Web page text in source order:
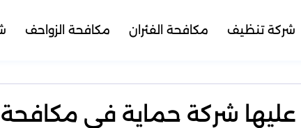
شركة تنظيف مكافحة الفئران مكافحة الزواحف
عليها شركة حماية في مكافحة